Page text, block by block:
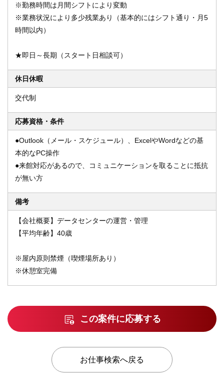
※勤務時間は月間シフトにより変動
※業務状況により多少残業あり（基本的にはシフト通り・月5
時間以内）
★即日～長期（スタート日相談可）
休日休暇
交代制
応募資格・条件
●Outlook（メール・スケジュール）、ExcelやWordなどの基
本的なPC操作
●来館対応があるので、コミュニケーションを取ることに抵抗
が無い方
備考
【会社概要】データセンターの運営・管理
【平均年齢】40歳
※屋内原則禁煙（喫煙場所あり）
※休憩室完備
この案件に応募する
お仕事検索へ戻る